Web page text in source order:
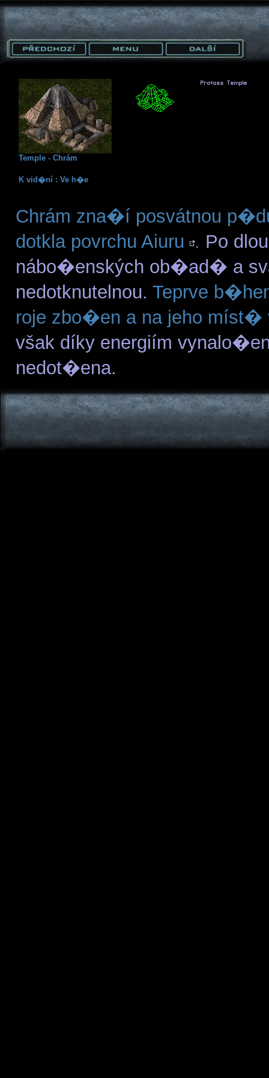
Temple - Chrám
K vid�ní : Ve h�e
Chrám zna�í posvátnou
dotkla povrchu Aiuru . Po
nábo�enských ob�ad� a
nedotknutelnou. Teprve
roje zbo�en a na jeho
však díky energiím
nedot�ena.